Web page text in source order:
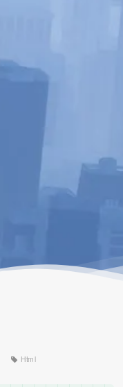
Html